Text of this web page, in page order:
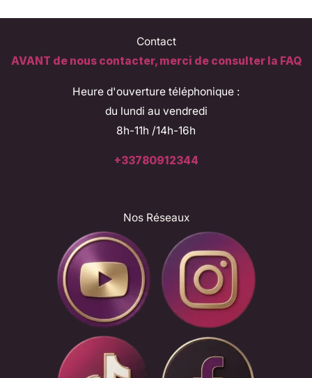
Contact
AVANT de nous contacter, merci de consulter la FAQ
Heure d'ouverture téléphonique :
du lundi au vendredi
8h-11h /14h-16h
+33780912344
Nos Réseaux